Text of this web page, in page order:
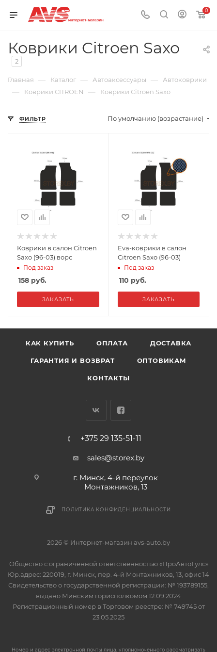
0
Коврики Citroen Saxo
2
Главная — Каталог — Автоаксессуары — Автоковрики
— Коврики CITROEN — Коврики Citroen Saxo
ФИЛЬТР По умолчанию (возрастание)
Коврики в салон Citroen
Saxo (96-03) ворс
Под заказ
158 руб.
ЗАКАЗАТЬ
Eva-коврики в салон
Citroen Saxo (96-03)
Под заказ
110 руб.
ЗАКАЗАТЬ
КАК КУПИТЬ ОПЛАТА ДОСТАВКА
ГАРАНТИЯ И ВОЗВРАТ ОПТОВИКАМ
КОНТАКТЫ
+375 29 135-51-11
sales@storex.by
г. Минск, 4-й переулок
Монтажников, 13
ПОЛИТИКА КОНФИДЕНЦИАЛЬНОСТИ
2026 © Интернет-магазин avs-auto.by
Общество с ограниченной ответственностью «ПроАвтоТулс»
Юр.адрес: 220019, г. Минск, пер. 4-й Монтажников, 13, офис 14
Свидетельство о государственной регистрации: № 193789155,
выдано Минским горисполкомом 12.09.2024
Регистрационный номер в Торговом реестре: № 749745 от
23.05.2025
Номер и адрес электронной почты лица, уполномоченного рассматривать